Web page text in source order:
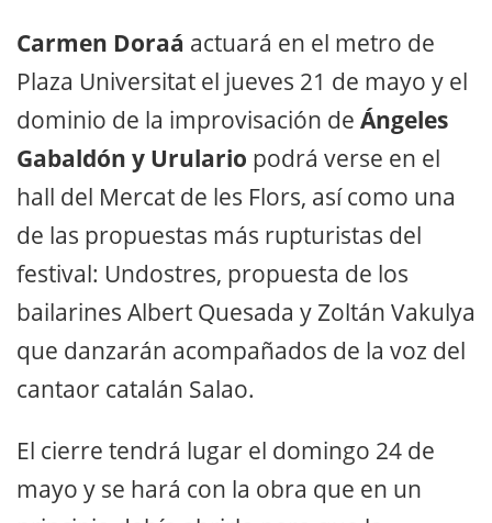
Carmen Doraá actuará en el metro de
Plaza Universitat el jueves 21 de mayo y el
dominio de la improvisación de Ángeles
Gabaldón y Urulario podrá verse en el
hall del Mercat de les Flors, así como una
de las propuestas más rupturistas del
festival: Undostres, propuesta de los
bailarines Albert Quesada y Zoltán Vakulya
que danzarán acompañados de la voz del
cantaor catalán Salao.
El cierre tendrá lugar el domingo 24 de
mayo y se hará con la obra que en un